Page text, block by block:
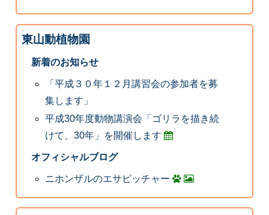
東山動植物園
新着のお知らせ
「平成３０年１２月講習会の参加者を募
集します」
平成30年度動物講演会「ゴリラを描き続
けて、30年」を開催します
オフィシャルブログ
ニホンザルのエサピッチャー